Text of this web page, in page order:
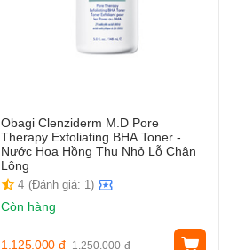
Obagi Clenziderm M.D Pore
Therapy Exfoliating BHA Toner -
Nước Hoa Hồng Thu Nhỏ Lỗ Chân
Lông
4 (Đánh giá: 1)
Còn hàng
1.250.000 đ
1.125.000 đ